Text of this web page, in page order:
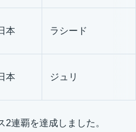
本 ラシード
本 ジュリ
連覇を達成しました。